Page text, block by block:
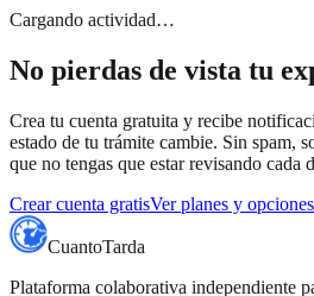
Cargando actividad…
No pierdas de vista tu
Crea tu cuenta gratuita y recibe
estado de tu trámite cambie. Sin spam,
que no tengas que estar revisando cada
Crear cuenta gratisVer planes y opciones
CuantoTarda
Plataforma colaborativa independiente